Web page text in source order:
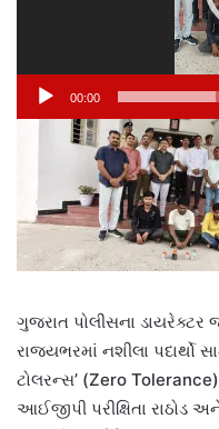
00:00
ગુજરાત પોલીસના ડાયરેક્ટર
રાજ્યભરમાં નશીલા પદાર્થો
ટોલરન્સ’ (Zero
આઈજીપી પરીક્ષિતા રાઠોડ